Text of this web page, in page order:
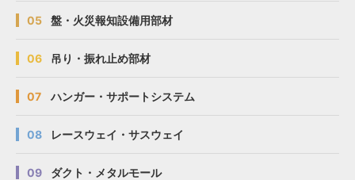
05 盤・火災報知設備用部材
06 吊り・振れ止め部材
07 ハンガー・サポートシステム
08 レースウェイ・サスウェイ
09 ダクト・メタルモール